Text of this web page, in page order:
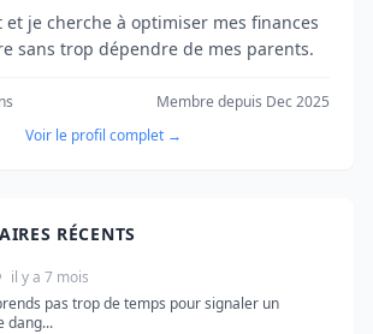
et je cherche à optimiser mes finances
sans trop dépendre de mes parents.
Membre depuis Dec 2025
Voir le profil complet →
RÉCENTS
il y a 7 mois
pas trop de temps pour signaler un
dang...